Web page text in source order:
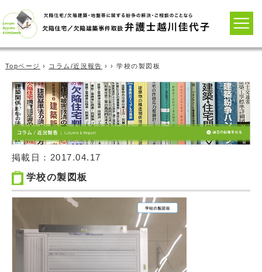
Topページ › コラム/近況報告 › › 学校の製図板
掲載日： 2017.04.17
学校の製図板